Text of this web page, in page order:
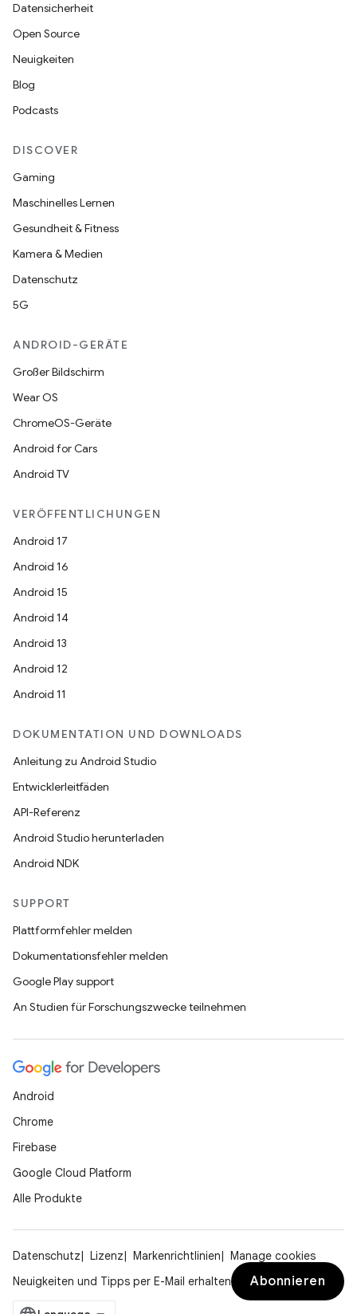
Datensicherheit
Open Source
Neuigkeiten
Blog
Podcasts
DISCOVER
Gaming
Maschinelles Lernen
Gesundheit & Fitness
Kamera & Medien
Datenschutz
5G
ANDROID-GERÄTE
Großer Bildschirm
Wear OS
ChromeOS-Geräte
Android for Cars
Android TV
VERÖFFENTLICHUNGEN
Android 17
Android 16
Android 15
Android 14
Android 13
Android 12
Android 11
DOKUMENTATION UND DOWNLOADS
Anleitung zu Android Studio
Entwicklerleitfäden
API-Referenz
Android Studio herunterladen
Android NDK
SUPPORT
Plattformfehler melden
Dokumentationsfehler melden
Google Play support
An Studien für Forschungszwecke teilnehmen
Android
Chrome
Firebase
Google Cloud Platform
Alle Produkte
Datenschutz Lizenz Markenrichtlinien
Manage cookies
Neuigkeiten und Tipps per E-Mail erhalten
Abonnieren